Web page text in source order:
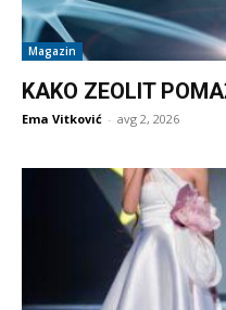
Magazin
KAKO ZEOLIT
Ema Vitković - avg 2, 2026